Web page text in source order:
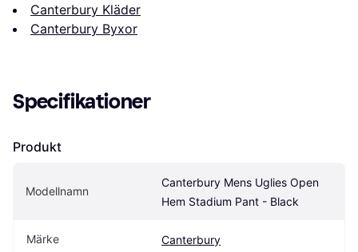
Canterbury Kläder
Canterbury Byxor
Specifikationer
Produkt
Modellnamn
Canterbury Mens Uglies Open
Hem Stadium Pant - Black
Märke Canterbury